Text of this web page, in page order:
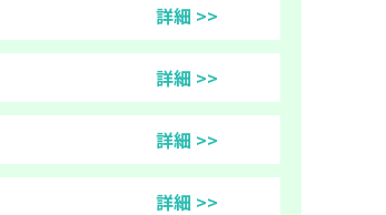
詳細 >>
詳細 >>
詳細 >>
詳細 >>